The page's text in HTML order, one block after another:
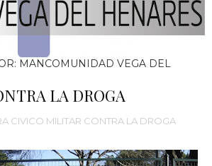
MANCOMUNIDAD VEGA DEL
LA DROGA
CIVICO MILITAR CONTRA LA DROGA